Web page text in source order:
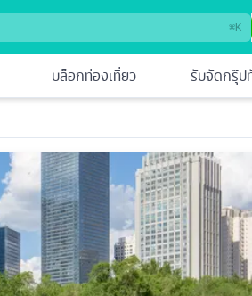
⌘K
บล็อกท่องเที่ยว รับจัดกรุ๊ป